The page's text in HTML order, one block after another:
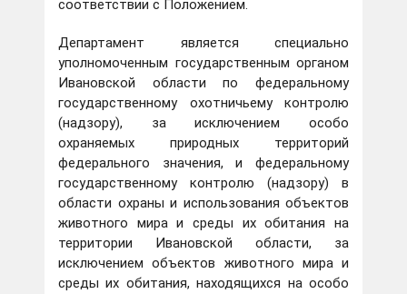
соответствии с Положением.
Департамент является специально
уполномоченным государственным органом
Ивановской области по федеральному
государственному охотничьему контролю
(надзору), за исключением особо
охраняемых природных территорий
федерального значения, и федеральному
государственному контролю (надзору) в
области охраны и использования объектов
животного мира и среды их обитания на
территории Ивановской области, за
исключением объектов животного мира и
среды их обитания, находящихся на особо